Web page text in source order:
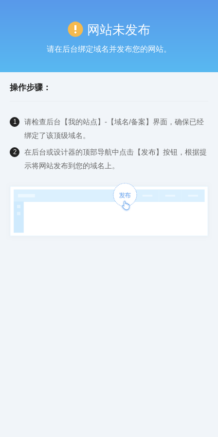
网站未发布
请在后台绑定域名并发布您的网站。
操作步骤：
1
请检查后台【我的站点】-【域名/备案】界面，确保已经
绑定了该顶级域名。
2
在后台或设计器的顶部导航中点击【发布】按钮，根据提
示将网站发布到您的域名上。